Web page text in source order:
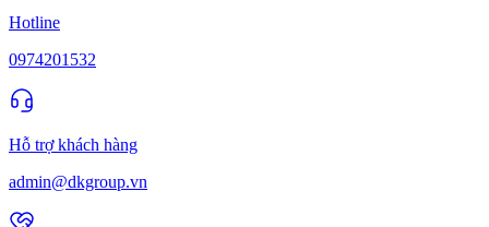
Hotline
0974201532
Hỗ trợ khách hàng
admin@dkgroup.vn